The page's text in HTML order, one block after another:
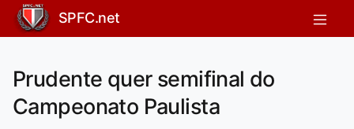
SPFC.net
Prudente quer semifinal do
Campeonato Paulista